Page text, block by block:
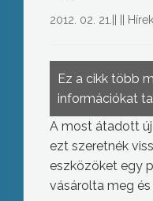
2012. 02. 21.
Ez a cikk több
információkat
A most átadott
ezt szeretnék
eszközöket egy
vásárolta meg